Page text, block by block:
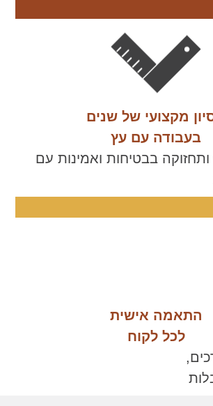
מקצועי של שנים
בעבודה עם עץ
בבטיחות ואמינות עם
התאמה אישית
לכל לקוח